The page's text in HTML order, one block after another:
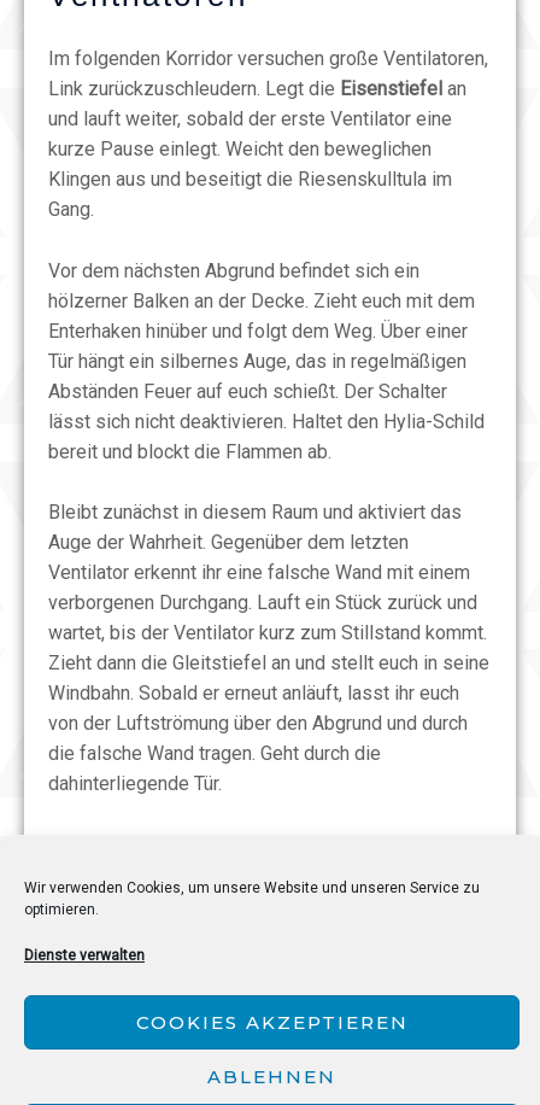
Wir verwenden Cookies, um unsere Website und unseren Service zu
optimieren.
Dienste verwalten
COOKIES AKZEPTIEREN
ABLEHNEN
Im folgenden Korridor versuchen große Ventilatoren,
Link zurückzuschleudern. Legt die Eisenstiefel an
und lauft weiter, sobald der erste Ventilator eine
kurze Pause einlegt. Weicht den beweglichen
Klingen aus und beseitigt die Riesenskulltula im
Gang.
Vor dem nächsten Abgrund befindet sich ein
hölzerner Balken an der Decke. Zieht euch mit dem
Enterhaken hinüber und folgt dem Weg. Über einer
Tür hängt ein silbernes Auge, das in regelmäßigen
Abständen Feuer auf euch schießt. Der Schalter
lässt sich nicht deaktivieren. Haltet den Hylia-Schild
bereit und blockt die Flammen ab.
Bleibt zunächst in diesem Raum und aktiviert das
Auge der Wahrheit. Gegenüber dem letzten
Ventilator erkennt ihr eine falsche Wand mit einem
verborgenen Durchgang. Lauft ein Stück zurück und
wartet, bis der Ventilator kurz zum Stillstand kommt.
Zieht dann die Gleitstiefel an und stellt euch in seine
Windbahn. Sobald er erneut anläuft, lasst ihr euch
von der Luftströmung über den Abgrund und durch
die falsche Wand tragen. Geht durch die
dahinterliegende Tür.
besiegt die Mumien und öffnet die erscheinende
Haufen aus Knochen und Erde rechts neben der
Eingangstür. Aktiviert das Auge der Wahrheit, um
eine unsichtbare Schatztruhe zu erkennen. Darin
findet ihr denvierten kleinen Schlüssel. Öffnet damit
die verschlossene Tür am anderen Ende des